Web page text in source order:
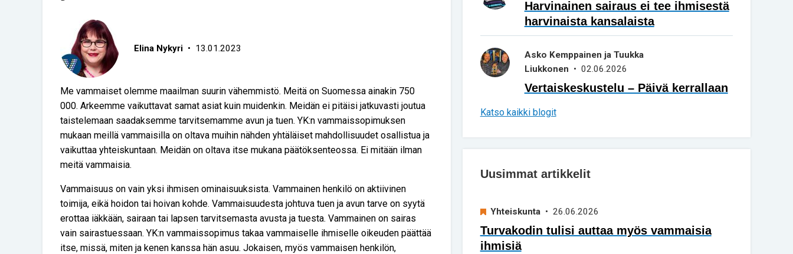
Elina Nykyri • 13.01.2023
Me vammaiset olemme maailman suurin vähemmistö. Meitä on Suomessa ainakin 750
000. Arkeemme vaikuttavat samat asiat kuin muidenkin. Meidän ei pitäisi jatkuvasti joutua
taistelemaan saadaksemme tarvitsemamme avun ja tuen. YK:n vammaissopimuksen
mukaan meillä vammaisilla on oltava muihin nähden yhtäläiset mahdollisuudet osallistua ja
vaikuttaa yhteiskuntaan. Meidän on oltava itse mukana päätöksenteossa. Ei mitään ilman
meitä vammaisia.
Vammaisuus on vain yksi ihmisen ominaisuuksista. Vammainen henkilö on aktiivinen
toimija, eikä hoidon tai hoivan kohde. Vammaisuudesta johtuva tuen ja avun tarve on syytä
erottaa iäkkään, sairaan tai lapsen tarvitsemasta avusta ja tuesta. Vammainen on sairas
vain sairastuessaan. YK:n vammaissopimus takaa vammaiselle ihmiselle oikeuden päättää
itse, missä, miten ja kenen kanssa hän asuu. Jokaisen, myös vammaisen henkilön,
Harvinainen sairaus ei tee ihmisestä
harvinaista kansalaista
Asko Kemppainen ja Tuukka
Liukkonen • 02.06.2026
Vertaiskeskustelu – Päivä kerrallaan
Katso kaikki blogit
Uusimmat artikkelit
Yhteiskunta• 26.06.2026
Turvakodin tulisi auttaa myös vammaisia
ihmisiä